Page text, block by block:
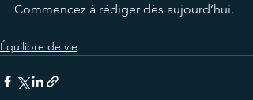
Commencez à rédiger dès aujourd’hui.
Équilibre de vie